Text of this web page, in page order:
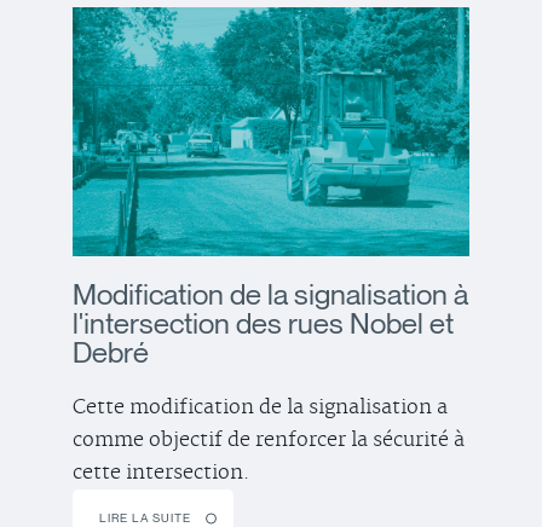
Modification de la signalisation à
l'intersection des rues Nobel et
Debré
Cette modification de la signalisation a
comme objectif de renforcer la sécurité à
cette intersection.
LIRE LA SUITE